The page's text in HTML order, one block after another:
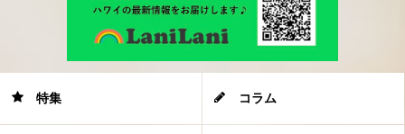
特集 コラム